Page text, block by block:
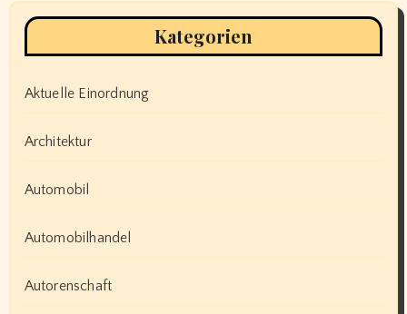
Kategorien
Aktuelle Einordnung
Architektur
Automobil
Automobilhandel
Autorenschaft